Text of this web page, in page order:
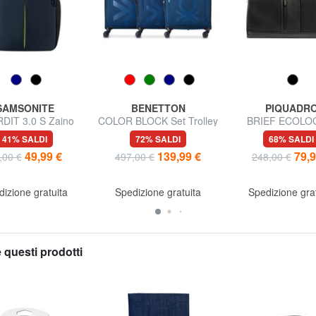
3.0 S Zaino
porta pc 14.1"
ok Ryanair
41% SALDI
€ 49,99 €
gratuita
BENETTON
COLOR BLOCK Set Trolley
Cabin + Medio + Grande
espandibili
72% SALDI
497,00 € 139,99 €
Spedizione gratuita
BRIEF
Borsoncino in
tracolla
68% SALDI
248,00 €
Spedizione
questi prodotti